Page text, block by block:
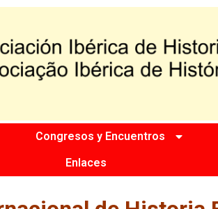
Congresos y Encuentros
Enlaces